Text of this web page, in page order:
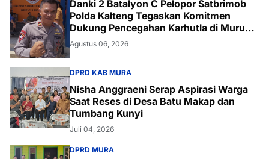
Danki 2 Batalyon C Pelopor Satbrimob
Polda Kalteng Tegaskan Komitmen
Dukung Pencegahan Karhutla di Murung
Raya
Agustus 06, 2026
DPRD KAB MURA
Nisha Anggraeni Serap Aspirasi Warga
Saat Reses di Desa Batu Makap dan
Tumbang Kunyi
Juli 04, 2026
DPRD MURA